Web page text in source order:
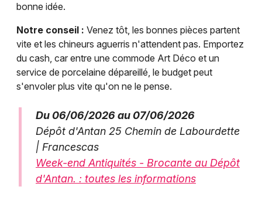
bonne idée.
Notre conseil : Venez tôt, les bonnes pièces partent
vite et les chineurs aguerris n'attendent pas. Emportez
du cash, car entre une commode Art Déco et un
service de porcelaine dépareillé, le budget peut
s'envoler plus vite qu'on ne le pense.
Du 06/06/2026 au 07/06/2026
Dépôt d'Antan 25 Chemin de Labourdette
| Francescas
Week-end Antiquités - Brocante au Dépôt
d'Antan. : toutes les informations